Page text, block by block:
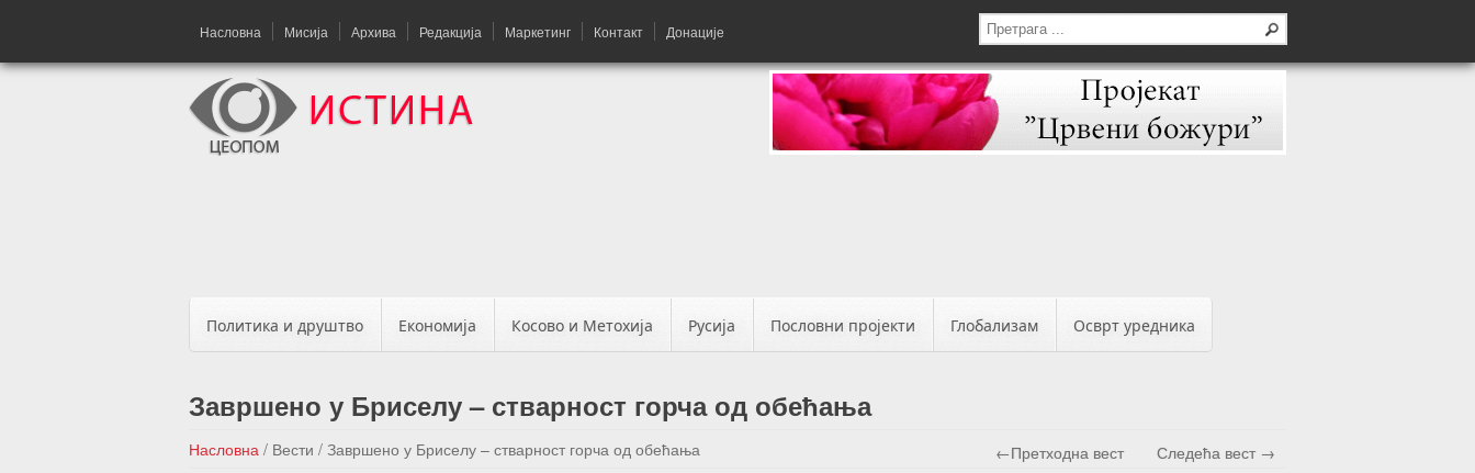
Насловна Мисија Архива Редакција Маркетинг Контакт Донације
Политика и друштво Економија Косово и Метохија Русија Пословни пројекти Глобализам Осврт уредника
Завршено у Бриселу – стварност горча од обећања
Насловна / Вести / Завршено у Бриселу – стварност горча од обећања ←Претходна вест Следећа вест →